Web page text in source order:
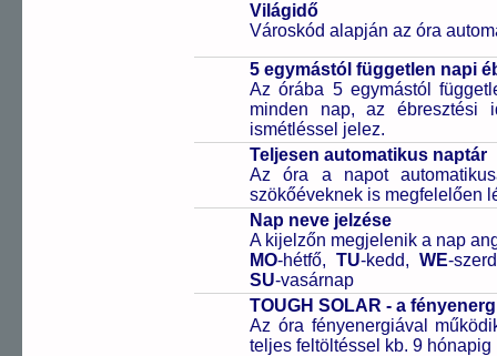
Világidő
Városkód alapján az óra
5 egymástól független napi
Az órába 5 egymástól
minden nap, az ébresztési
ismétléssel jelez.
Teljesen automatikus naptár
Az óra a napot
szökőéveknek is megfelelően
Nap neve jelzése
A kijelzőn megjelenik a nap
MO-hétfő,TU-kedd,WE-
SU-vasárnap
TOUGH SOLAR - a
Az óra fényenergiával
teljes feltöltéssel kb. 9